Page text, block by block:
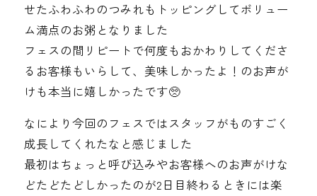
せたふわふわのつみれもトッピングしてボリュー
ム満点のお粥となりました
フェスの間リピートで何度もおかわりしてくださ
るお客様もいらして、美味しかったよ！のお声が
けも本当に嬉しかったです🥺
なにより今回のフェスではスタッフがものすごく
成長してくれたなと感じました
最初はちょっと呼び込みやお客様へのお声がけな
どたどたどしかったのが2日目終わるときには楽